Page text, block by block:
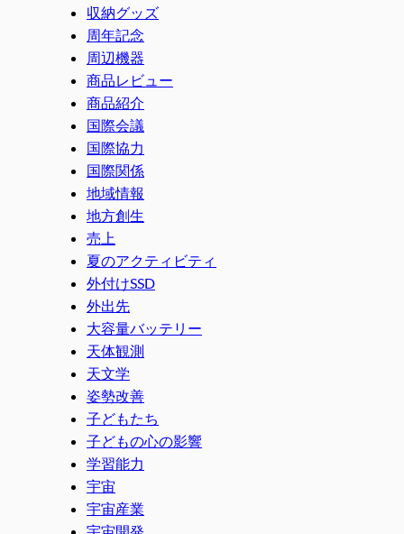
収納グッズ
周年記念
周辺機器
商品レビュー
商品紹介
国際会議
国際協力
国際関係
地域情報
地方創生
売上
夏のアクティビティ
外付けSSD
外出先
大容量バッテリー
天体観測
天文学
姿勢改善
子どもたち
子どもの心の影響
学習能力
宇宙
宇宙産業